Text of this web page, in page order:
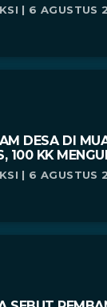
| 6 AGUSTUS
DESA DI
100 KK
| 6 AGUSTUS